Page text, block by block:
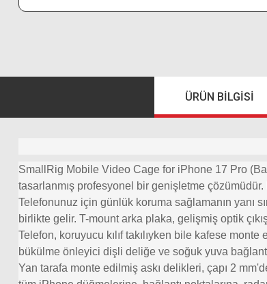
ÜRÜN BILGISI
SmallRig Mobile Video Cage for iPhone 17 Pro
tasarlanmış profesyonel bir genişletme
Telefonunuz için günlük koruma sağlamanın yanı
birlikte gelir. T-mount arka plaka, gelişmiş optik
Telefon, koruyucu kılıf takılıyken bile kafese
bükülme önleyici dişli deliğe ve soğuk yuva
Yan tarafa monte edilmiş askı delikleri, çapı 2